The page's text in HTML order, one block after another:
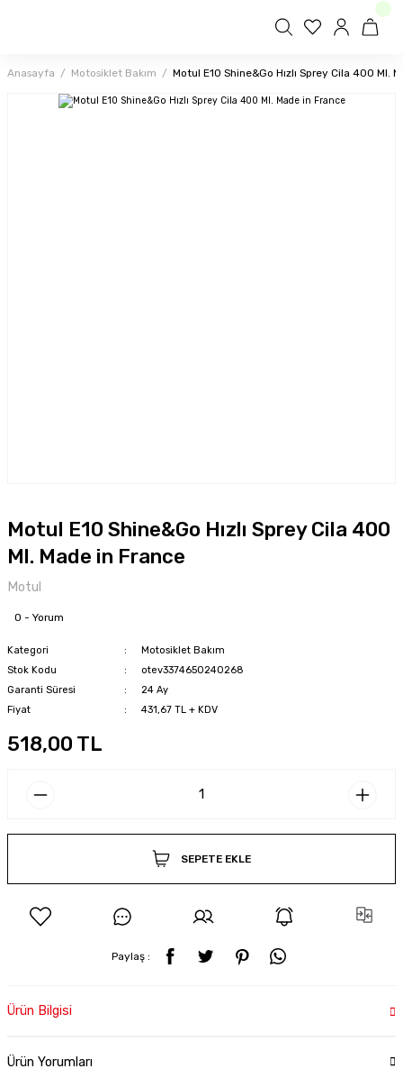
Anasayfa Motosiklet Bakım Motul E10 Shine&Go Hızlı Sprey Cila 400 Ml.
Motul E10 Shine&Go Hızlı Sprey Cila 400
Ml. Made in France
Motul
0 - Yorum
Kategori
Motosiklet Bakım
Stok Kodu
otev3374650240268
Garanti Süresi
24 Ay
Fiyat
431,67 TL + KDV
518,00 TL
SEPETE EKLE
Paylaş :
Ürün Bilgisi
Ürün Yorumları